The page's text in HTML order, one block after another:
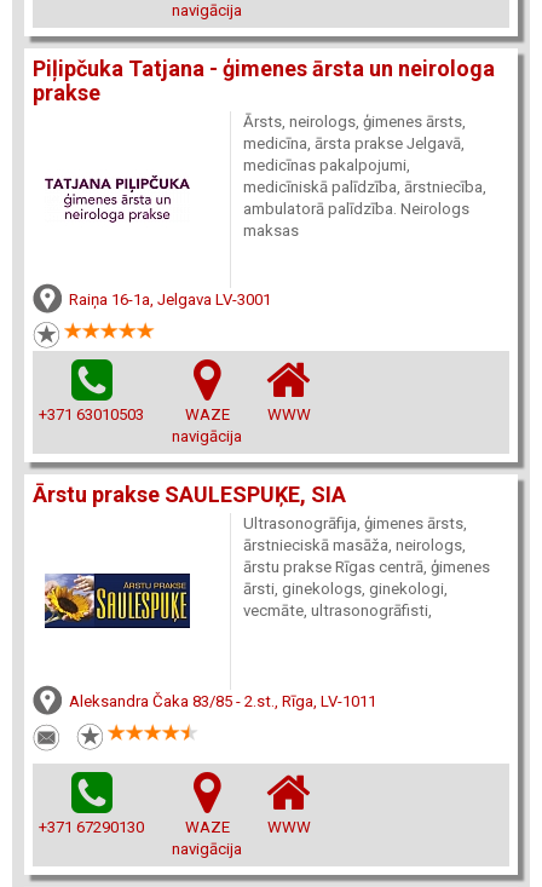
navigācija
Piļipčuka Tatjana - ģimenes ārsta un neirologa
prakse
Ārsts, neirologs, ģimenes ārsts,
medicīna, ārsta prakse Jelgavā,
medicīnas pakalpojumi,
medicīniskā palīdzība, ārstniecība,
ambulatorā palīdzība. Neirologs
maksas
Raiņa 16-1a, Jelgava LV-3001
+371 63010503
WAZE
navigācija
WWW
Ārstu prakse SAULESPUĶE, SIA
Ultrasonogrāfija, ģimenes ārsts,
ārstnieciskā masāža, neirologs,
ārstu prakse Rīgas centrā, ģimenes
ārsti, ginekologs, ginekologi,
vecmāte, ultrasonogrāfisti,
Aleksandra Čaka 83/85 - 2.st., Rīga, LV-1011
+371 67290130
WAZE
navigācija
WWW